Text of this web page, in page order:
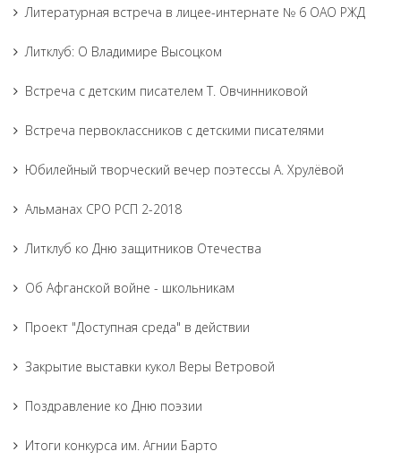
Литературная встреча в лицее-интернате № 6 ОАО РЖД
Литклуб: О Владимире Высоцком
Встреча с детским писателем Т. Овчинниковой
Встреча первоклассников с детскими писателями
Юбилейный творческий вечер поэтессы А. Хрулёвой
Альманах СРО РСП 2-2018
Литклуб ко Дню защитников Отечества
Об Афганской войне - школьникам
Проект "Доступная среда" в действии
Закрытие выставки кукол Веры Ветровой
Поздравление ко Дню поэзии
Итоги конкурса им. Агнии Барто